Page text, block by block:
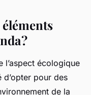
?
l’aspect écologique
pour des
de la